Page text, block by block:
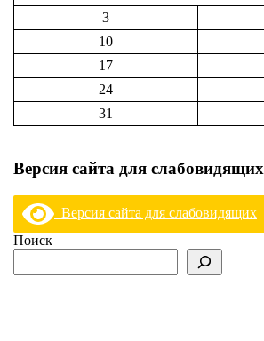
3
10
17
24
31
Версия сайта для слабовидящих
Версия сайта для слабовидящих
Поиск